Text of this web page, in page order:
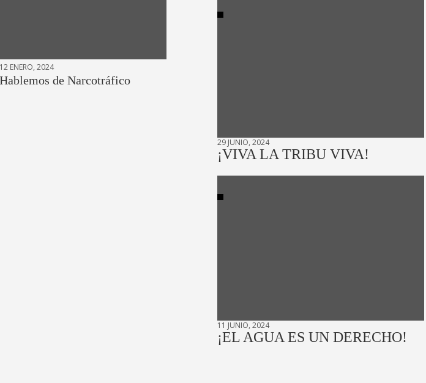
12 ENERO, 2024
Hablemos de Narcotráfico
29 JUNIO, 2024
¡VIVA LA TRIBU VIVA!
11 JUNIO, 2024
¡EL AGUA ES UN DERECHO!